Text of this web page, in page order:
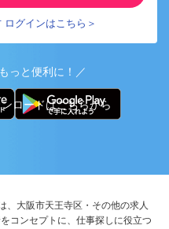
グインはこちら＞
っと便利に！／
ロードはこちらから
、大阪市天王寺区・その他の求人
コンセプトに、仕事探しに役立つ